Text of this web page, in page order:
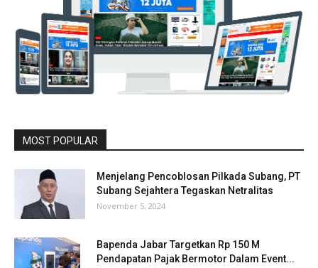
MOST POPULAR
Menjelang Pencoblosan Pilkada Subang, PT
Subang Sejahtera Tegaskan Netralitas
November 5, 2024
Bapenda Jabar Targetkan Rp 150 M
Pendapatan Pajak Bermotor Dalam Event...